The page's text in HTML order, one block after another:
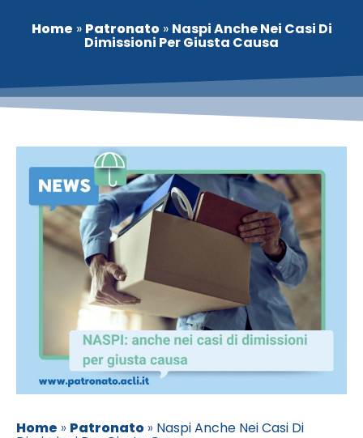
Home » Patronato» Naspi Anche Nei Casi Di
Dimissioni Per Giusta Causa
Home » Patronato » Naspi Anche Nei Casi Di